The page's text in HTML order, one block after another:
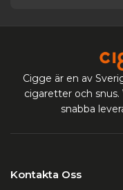
Cigge är en av
cigaretter och
snabba
Kontakta Oss